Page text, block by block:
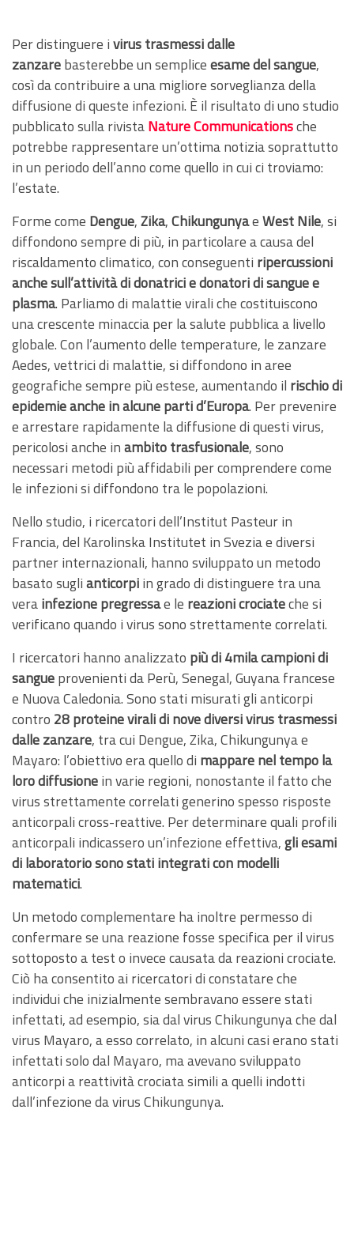
Per distinguere ivirus trasmessi dalle
zanzarebasterebbe un sempliceesame del sangue,
così da contribuire a una migliore sorveglianza della
diffusione di queste infezioni. È il risultato di uno studio
pubblicato sulla rivistaNature Communicationsche
potrebbe rappresentare un’ottima notizia soprattutto
in un periodo dell’anno come quello in cui ci troviamo:
l’estate.
Forme come Dengue,Zika,ChikungunyaeWest Nile, si
diffondono sempre di più, in particolare a causa del
riscaldamento climatico, con conseguenti ripercussioni
anche sull’attività di donatrici e donatori di sangue e
plasma. Parliamo di malattie virali che costituiscono
una crescente minaccia per la salute pubblica a livello
globale. Con l’aumento delle temperature, le zanzare
Aedes, vettrici di malattie, si diffondono in aree
geografiche sempre più estese, aumentando il rischio di
epidemie anche in alcune parti d’Europa. Per prevenire
e arrestare rapidamente la diffusione di questi virus,
pericolosi anche inambito trasfusionale, sono
necessari metodi più affidabili per comprendere come
le infezioni si diffondono tra le popolazioni.
Nello studio, i ricercatori dell’Institut Pasteur in
Francia, del Karolinska Institutet in Svezia e diversi
partner internazionali, hanno sviluppato un metodo
basato suglianticorpiin grado di distinguere tra una
verainfezione pregressae le reazioni crociateche si
verificano quando i virus sono strettamente correlati.
I ricercatori hanno analizzato più di 4mila campioni di
sangueprovenienti da Perù, Senegal, Guyana francese
e Nuova Caledonia. Sono stati misurati gli anticorpi
contro 28 proteine viralidi nove diversi virus trasmessi
dalle zanzare, tra cui Dengue, Zika, Chikungunya e
Mayaro: l’obiettivo era quello di mappare nel tempo la
loro diffusionein varie regioni, nonostante il fatto che
virus strettamente correlati generino spesso risposte
anticorpali cross-reattive. Per determinare quali profili
anticorpali indicassero un’infezione effettiva,gli esami
di laboratorio sono stati integrati con modelli
matematici.
Un metodo complementare ha inoltre permesso di
confermare se una reazione fosse specifica per il virus
sottoposto a test o invece causata da reazioni crociate.
Ciò ha consentito ai ricercatori di constatare che
individui che inizialmente sembravano essere stati
infettati, ad esempio, sia dal virus Chikungunya che dal
virus Mayaro, a esso correlato, in alcuni casi erano stati
infettati solo dal Mayaro, ma avevano sviluppato
anticorpi a reattività crociata simili a quelli indotti
dall’infezione da virus Chikungunya.